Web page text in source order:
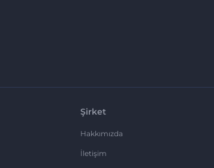
Şirket
Hakkımızda
İletişim